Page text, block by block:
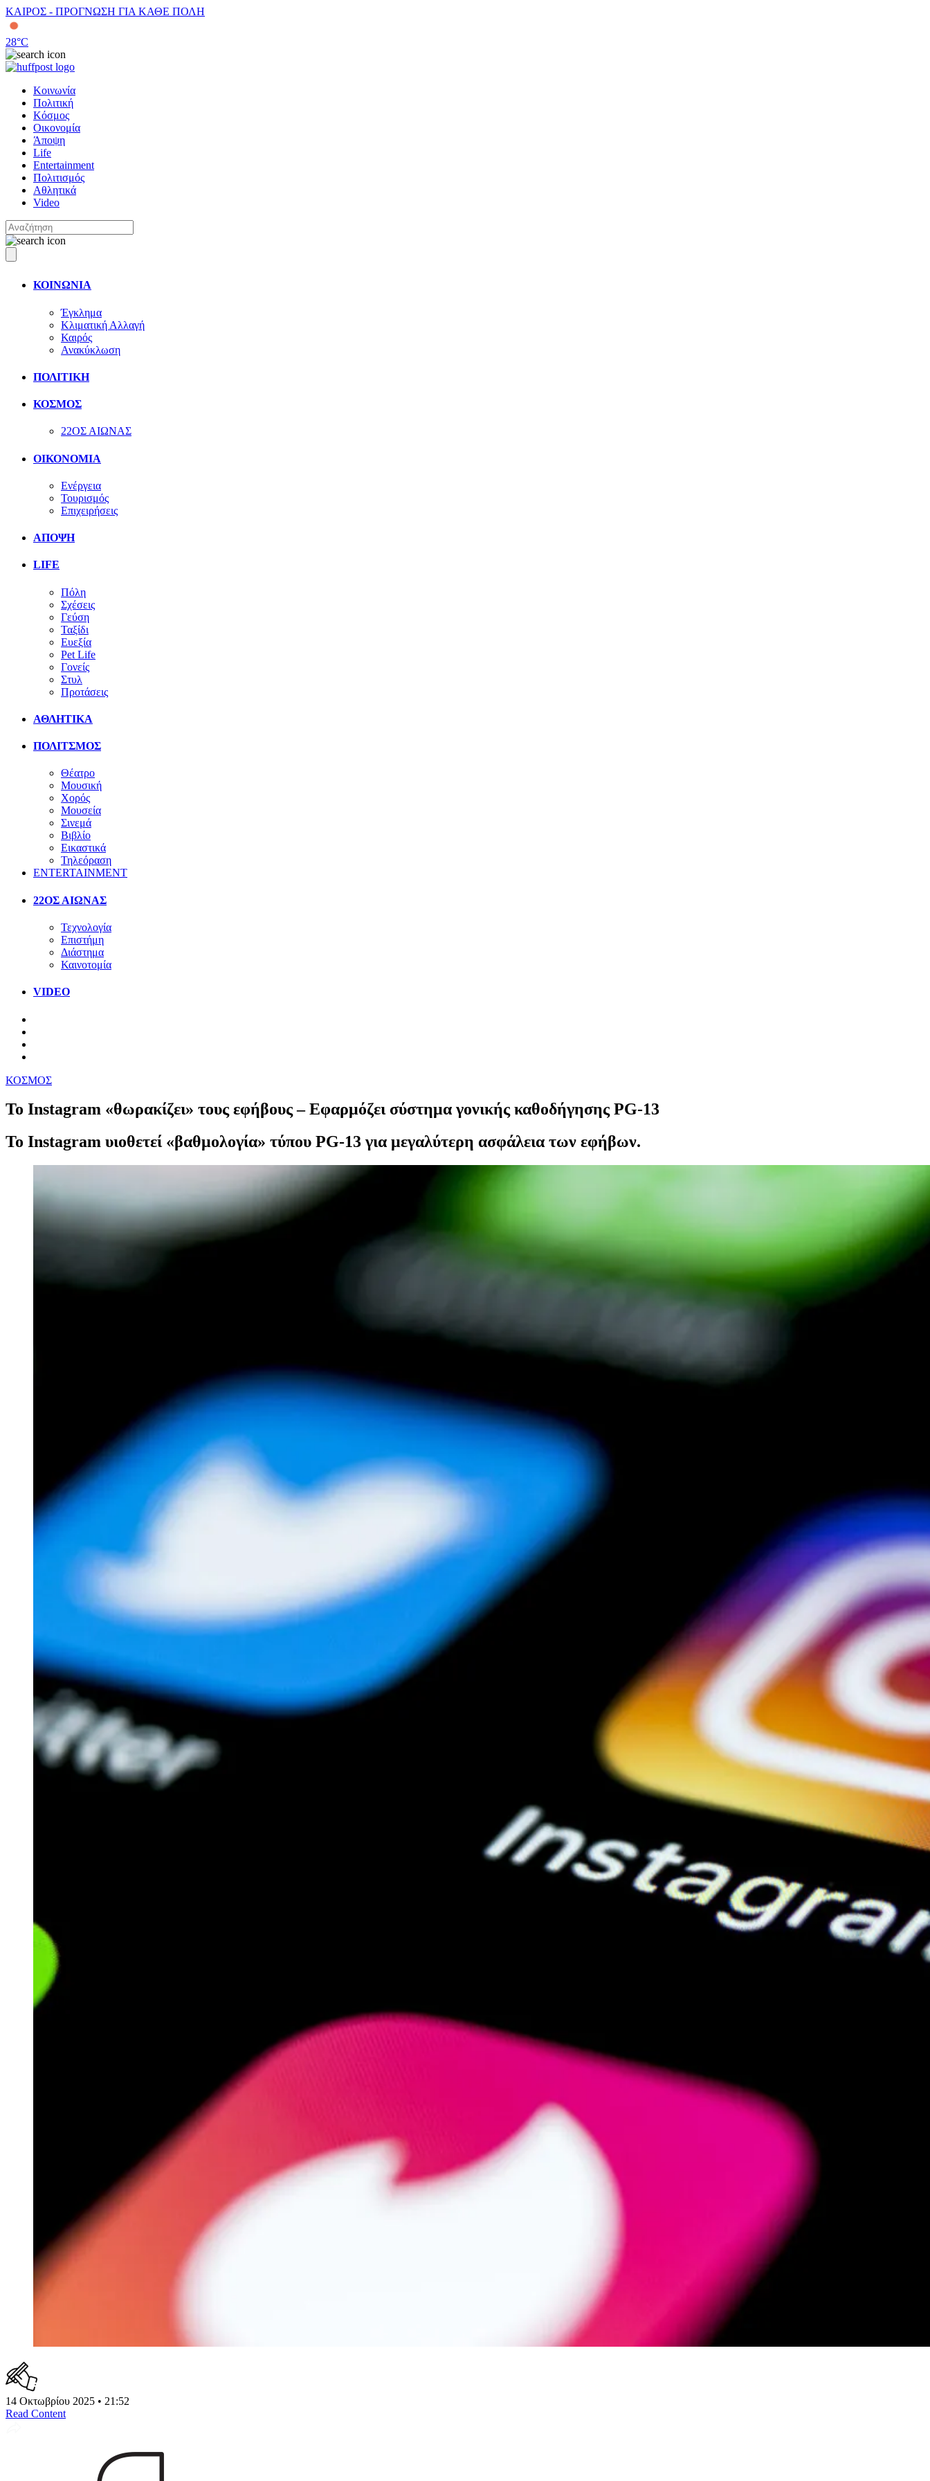
ΚΑΙΡΟΣ - ΠΡΟΓΝΩΣΗ ΓΙΑ ΚΑΘΕ ΠΟΛΗ
28°C
Κοινωνία
Πολιτική
Κόσμος
Οικονομία
Άποψη
Life
Entertainment
Πολιτισμός
Αθλητικά
Video
ΚΟΙΝΩΝΙΑ
Έγκλημα
Κλιματική Αλλαγή
Καιρός
Ανακύκλωση
ΠΟΛΙΤΙΚΗ
ΚΟΣΜΟΣ
22ΟΣ ΑΙΩΝΑΣ
ΟΙΚΟΝΟΜΙΑ
Ενέργεια
Τουρισμός
Επιχειρήσεις
ΑΠΟΨΗ
LIFE
Πόλη
Σχέσεις
Γεύση
Ταξίδι
Ευεξία
Pet Life
Γονείς
Στυλ
Προτάσεις
ΑΘΛΗΤΙΚΑ
ΠΟΛΙΤΣΜΟΣ
Θέατρο
Μουσική
Χορός
Μουσεία
Σινεμά
Βιβλίο
Εικαστικά
Τηλεόραση
ENTERTAINMENT
22ΟΣ ΑΙΩΝΑΣ
Τεχνολογία
Επιστήμη
Διάστημα
Καινοτομία
VIDEO
ΚΟΣΜΟΣ
Το Instagram «θωρακίζει» τους εφήβους – Εφαρμόζει σύστημα γονικής καθοδήγησης PG-13
Το Instagram υιοθετεί «βαθμολογία» τύπου PG-13 για μεγαλύτερη ασφάλεια των εφήβων.
14 Οκτωβρίου 2025 • 21:52
Read Content